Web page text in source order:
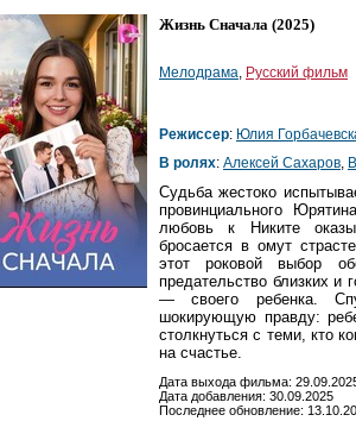
Жизнь Сначала (2025)
Мелодрама Русский фильм
Режиссер: Юлия
В ролях: Алексей Сахаров
Судьба жестоко
провинциального
любовь к Никите
бросается в омут
этот роковой выбор
предательство близких и
— своего ребенка.
шокирующую правду:
столкнуться с теми, кто
на счастье.
Дата выхода фильма:
Дата добавления: 30.09.2025
Последнее обновление: